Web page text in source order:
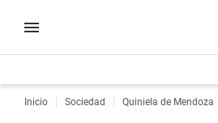
Inicio Sociedad Quiniela de Mendoza